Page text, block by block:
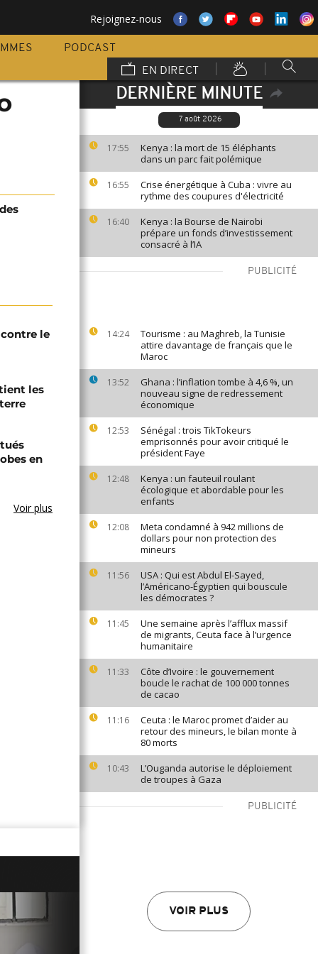
Rejoignez-nous
PODCAST
EN DIRECT
DERNIÈRE MINUTE
7 août 2026
17:55
Kenya : la mort de 15 éléphants
dans un parc fait polémique
16:55
Crise énergétique à Cuba : vivre au
rythme des coupures d'électricité
16:40
Kenya : la Bourse de Nairobi
prépare un fonds d’investissement
consacré à l’IA
PUBLICITÉ
14:24
Tourisme : au Maghreb, la Tunisie
attire davantage de français que le
Maroc
13:52
Ghana : l’inflation tombe à 4,6 %, un
nouveau signe de redressement
économique
12:53
Sénégal : trois TikTokeurs
emprisonnés pour avoir critiqué le
président Faye
12:48
Kenya : un fauteuil roulant
écologique et abordable pour les
enfants
12:08
Meta condamné à 942 millions de
dollars pour non protection des
mineurs
11:56
USA : Qui est Abdul El-Sayed,
l’Américano-Égyptien qui bouscule
les démocrates ?
11:45
Une semaine après l’afflux massif
de migrants, Ceuta face à l’urgence
humanitaire
11:33
Côte d’Ivoire : le gouvernement
boucle le rachat de 100 000 tonnes
de cacao
11:16
Ceuta : le Maroc promet d’aider au
retour des mineurs, le bilan monte à
80 morts
10:43
L’Ouganda autorise le déploiement
de troupes à Gaza
PUBLICITÉ
VOIR PLUS
le
les
en
Voir plus